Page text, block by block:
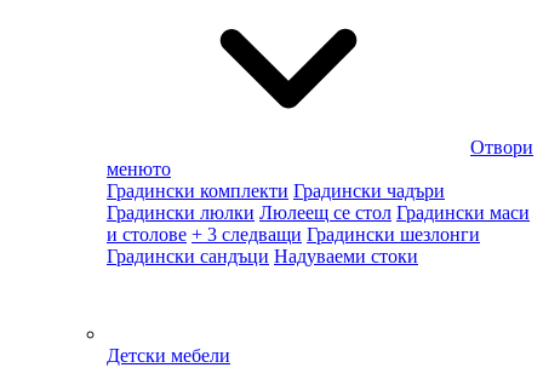
Отвори
менюто
Градински комплекти Градински чадъри
Градински люлки Люлеещ се стол Градински маси
и столове + 3 следващи Градински шезлонги
Градински сандъци Надуваеми стоки
Детски мебели